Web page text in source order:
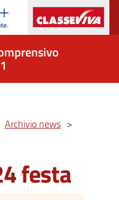
Archivio news >
festa